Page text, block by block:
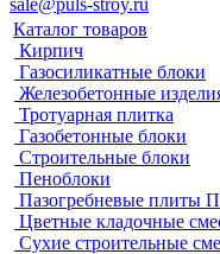
Каталог товаров
Кирпич
Газосиликатные блоки
Железобетонные
Тротуарная плитка
Газобетонные блоки
Строительные блоки
Пеноблоки
Пазогребневые плиты
Цветные кладочные
Сухие строительные